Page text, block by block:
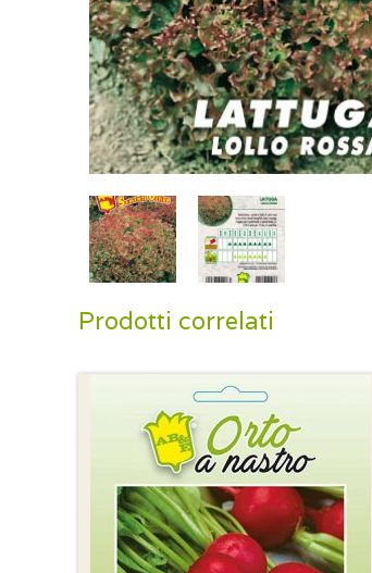
Prodotti correlati